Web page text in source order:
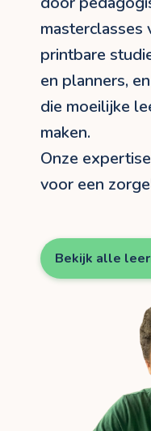
printbare
en planners,
die moeilijke
maken.
Onze
voor een
Bekijk alle